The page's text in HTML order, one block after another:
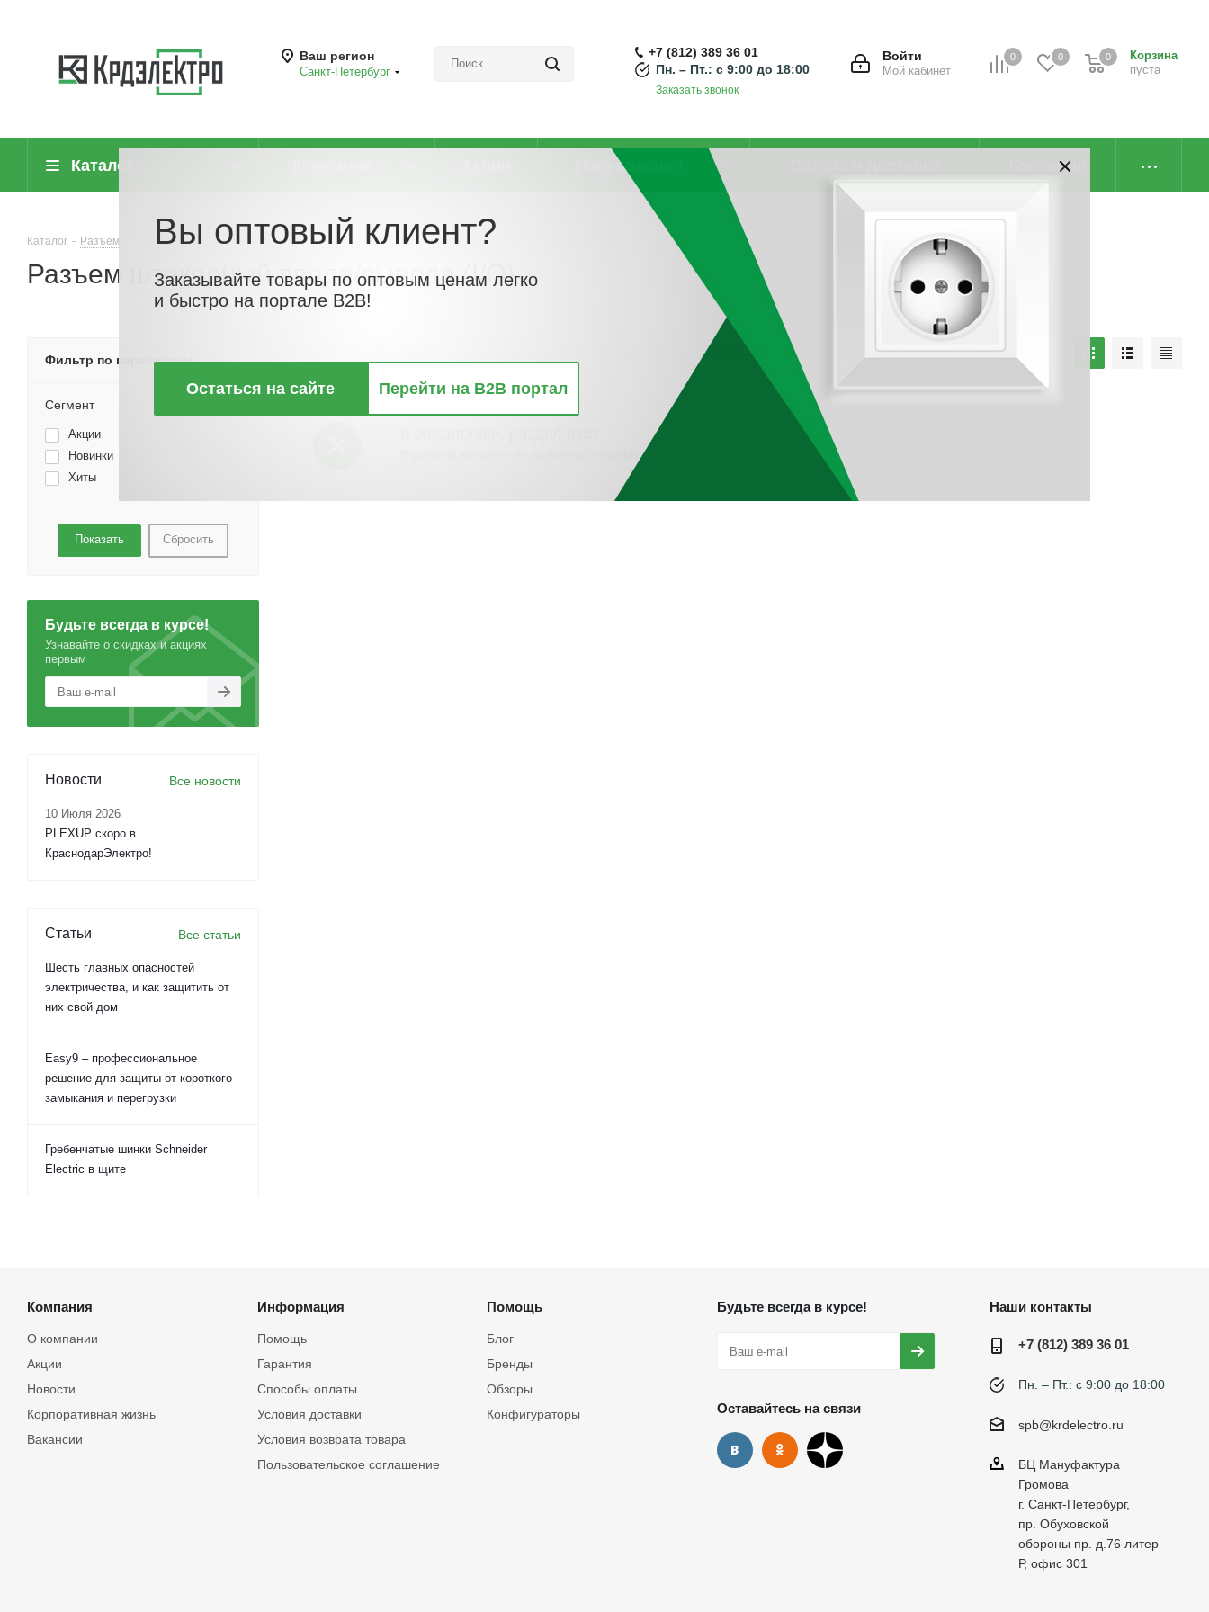
Ваш регион
Санкт-Петербург
0 0
Корзина
пуста
0
Войти
Мой кабинет
+7 (812) 389 36 01
Пн. – Пт.: с 9:00 до 18:00
Заказать звонок
Каталог Направления Контакты
Каталог - Разъемы Разъемы промышленные различного назначения - Разъем штекерный ввода/вывода (I/O)
Разъем штекерный ввода/вывода (I/O)
По цене По наличию
Фильтр по параметрам
Сегмент
Акции
Новинки
Хиты
Сбросить
Будьте всегда в курсе!
Узнавайте о скидках и акциях
первым
Новости Все новости
10 Июля 2026
PLEXUP скоро в
КраснодарЭлектро!
Статьи Все статьи
Шесть главных опасностей
электричества, и как защитить от
них свой дом
Easy9 – профессиональное
решение для защиты от короткого
замыкания и перегрузки
Гребенчатые шинки Schneider
Electric в щите
Компания
О компании
Акции
Новости
Корпоративная жизнь
Вакансии
Информация
Помощь
Гарантия
Способы оплаты
Условия доставки
Условия возврата товара
Пользовательское соглашение
Помощь
Блог
Бренды
Обзоры
Конфигураторы
Будьте всегда в курсе!
Оставайтесь на связи
Наши контакты
+7 (812) 389 36 01
Пн. – Пт.: с 9:00 до 18:00
spb@krdelectro.ru
БЦ Мануфактура
Громова
г. Санкт-Петербург,
пр. Обуховской
обороны пр. д.76 литер
Р, офис 301
Вы оптовый клиент?
Заказывайте товары по оптовым ценам легко
и быстро на портале B2B!
Остаться на сайте Перейти на B2B портал